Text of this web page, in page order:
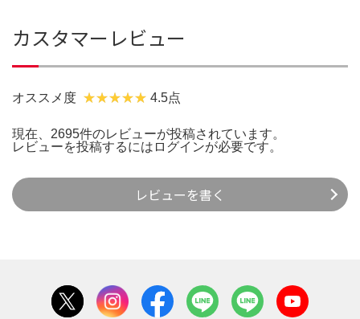
カスタマーレビュー
オススメ度 4.5点
現在、2695件のレビューが投稿されています。
レビューを投稿するには ログインが必要です。
レビューを書く